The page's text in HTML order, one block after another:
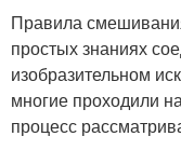
Правила
простых знаниях
изобразительном
многие проходили
процесс